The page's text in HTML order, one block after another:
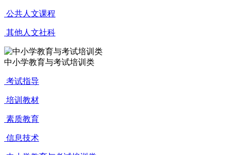
公共人文课程
其他人文社科
中小学教育与考试培训类
考试指导
培训教材
素质教育
信息技术